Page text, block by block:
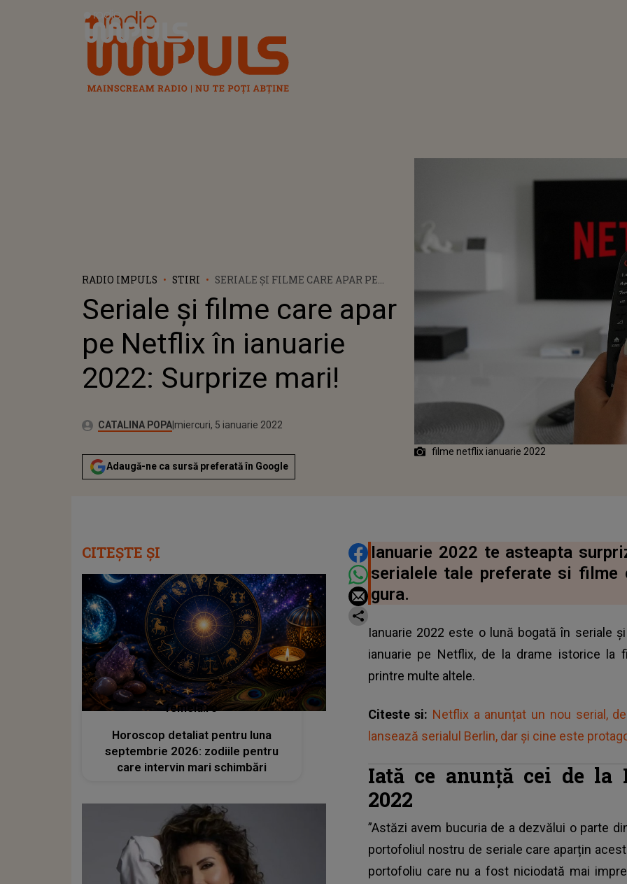
Radio Impuls
RADIO IMPULS STIRI
SERIALE ŞI FILME CARE APAR PE
MARI!
Seriale şi filme care apar
pe Netflix în ianuarie
2022: Surprize mari!
Autor:CATALINA POPAPublicat:
miercuri, 5 ianuarie 2022
Actualizat:
miercuri, 5 ianuarie 2022
Adaugă-ne ca sursă preferată în Google
filme netflix ianuarie 2022
DISTRIBUIE ARTICOLUL
Ianuarie 2022 te asteapta
serialele tale preferate si
gura.
Ianuarie 2022 este o lună bogată în seriale
ianuarie pe Netflix, de la drame istorice la
printre multe altele.
Citeste si: Netflix a anunțat un nou serial,
lansează serialul Berlin, dar și cine este
Iată ce anunță cei de
2022
”Astăzi avem bucuria de a dezvălui o parte
portofoliul nostru de seriale care aparțin
portofoliu care nu a fost niciodată mai
CITEȘTE ȘI
femeia.ro
Horoscop detaliat pentru luna
septembrie 2026: zodiile pentru
care intervin mari schimbări